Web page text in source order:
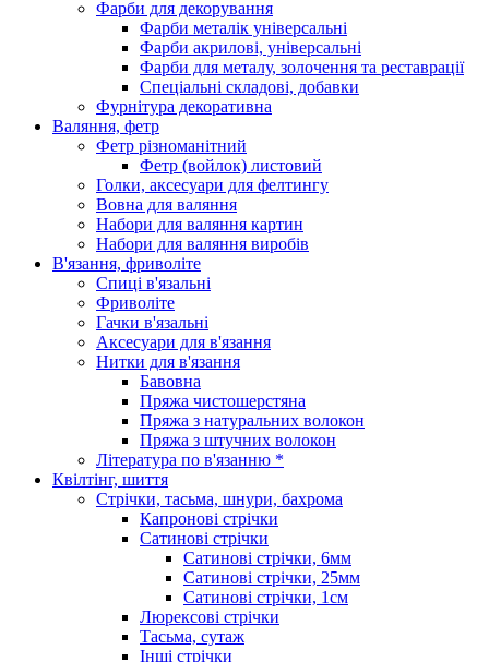
Фарби для декорування
Фарби металік універсальні
Фарби акрилові, універсальні
Фарби для металу, золочення та реставрації
Спеціальні складові, добавки
Фурнітура декоративна
Валяння, фетр
Фетр різноманітний
Фетр (войлок) листовий
Голки, аксесуари для фелтингу
Вовна для валяння
Набори для валяння картин
Набори для валяння виробів
В'язання, фриволіте
Спиці в'язальні
Фриволіте
Гачки в'язальні
Аксесуари для в'язання
Нитки для в'язання
Бавовна
Пряжа чистошерстяна
Пряжа з натуральних волокон
Пряжа з штучних волокон
Література по в'язанню *
Квілтінг, шиття
Стрічки, тасьма, шнури, бахрома
Капронові стрічки
Сатинові стрічки
Сатинові стрічки, 6мм
Сатинові стрічки, 25мм
Сатинові стрічки, 1см
Люрексові стрічки
Тасьма, сутаж
Інші стрічки